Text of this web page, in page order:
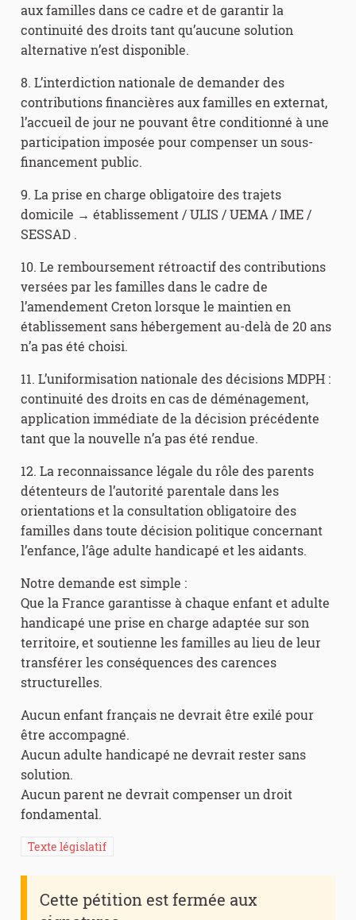
aux familles dans ce cadre et de garantir la
continuité des droits tant qu’aucune solution
alternative n’est disponible.
8. L’interdiction nationale de demander des
contributions financières aux familles en externat,
l’accueil de jour ne pouvant être conditionné à une
participation imposée pour compenser un sous-
financement public.
9. La prise en charge obligatoire des trajets
domicile → établissement / ULIS / UEMA / IME /
SESSAD .
10. Le remboursement rétroactif des contributions
versées par les familles dans le cadre de
l’amendement Creton lorsque le maintien en
établissement sans hébergement au-delà de 20 ans
n’a pas été choisi.
11. L’uniformisation nationale des décisions MDPH :
continuité des droits en cas de déménagement,
application immédiate de la décision précédente
tant que la nouvelle n’a pas été rendue.
12. La reconnaissance légale du rôle des parents
détenteurs de l’autorité parentale dans les
orientations et la consultation obligatoire des
familles dans toute décision politique concernant
l’enfance, l’âge adulte handicapé et les aidants.
Notre demande est simple :
Que la France garantisse à chaque enfant et adulte
handicapé une prise en charge adaptée sur son
territoire, et soutienne les familles au lieu de leur
transférer les conséquences des carences
structurelles.
Aucun enfant français ne devrait être exilé pour
être accompagné.
Aucun adulte handicapé ne devrait rester sans
solution.
Aucun parent ne devrait compenser un droit
fondamental.
Texte législatif
Cette pétition est fermée aux